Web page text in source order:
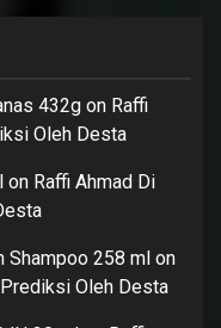
432g on Raffi
Oleh Desta
on Raffi Ahmad Di
Shampoo 258 ml on
Oleh Desta